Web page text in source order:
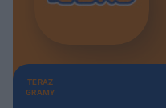
TERAZ
GRAMY